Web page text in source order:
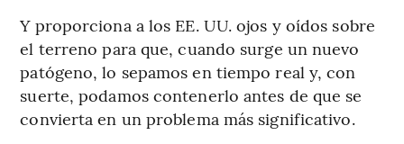
Y proporciona a los EE. UU. ojos y oídos sobre
el terreno para que, cuando surge un nuevo
patógeno, lo sepamos en tiempo real y, con
suerte, podamos contenerlo antes de que se
convierta en un problema más significativo.